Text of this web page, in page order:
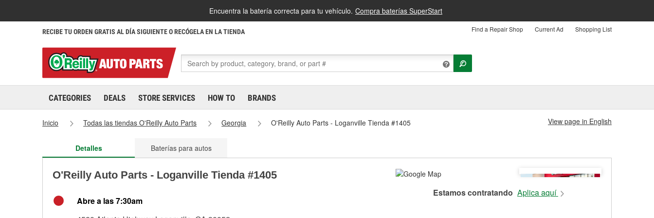
Encuentra la batería correcta para tu vehículo. Compra baterías SuperStart
RECIBE TU ORDEN GRATIS AL DÍA SIGUIENTE O RECÓGELA EN LA TIENDA Find a Repair Shop Current Ad Shopping List
CATEGORIES DEALS STORE SERVICES HOW TO BRANDS
Inicio Todas las tiendas O'Reilly Auto Parts Georgia O'Reilly Auto Parts - Loganville Tienda #1405 View page in English
Detalles Baterías para autos
O'Reilly Auto Parts - Loganville Tienda #1405
Abre a las 7:30am
Estamos contratando Aplica aquí